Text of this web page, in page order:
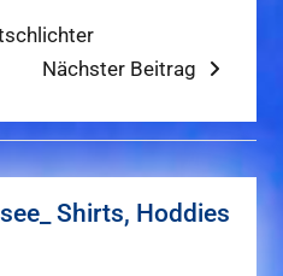
Next
Nächster Beitrag
Shirts, Hoddies